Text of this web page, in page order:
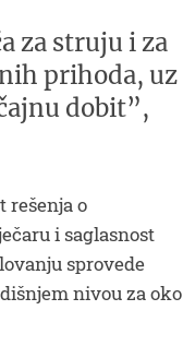
za struju i za
prihoda, uz
dobit”,
rešenja o
i saglasnost
sprovede
nivou za oko